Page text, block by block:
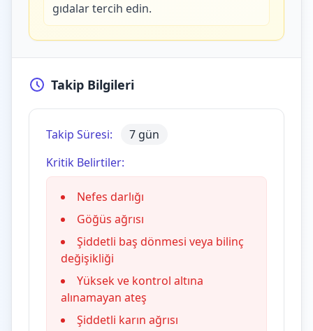
gıdalar tercih edin.
Takip Bilgileri
Takip Süresi:
7 gün
Kritik Belirtiler:
Nefes darlığı
Göğüs ağrısı
Şiddetli baş dönmesi veya bilinç
değişikliği
Yüksek ve kontrol altına
alınamayan ateş
Şiddetli karın ağrısı